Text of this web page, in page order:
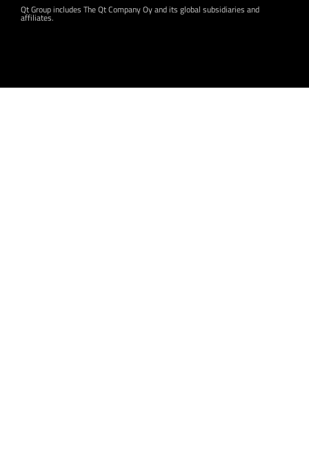
Qt Group includes The Qt Company Oy and its global subsidiaries and
affiliates.